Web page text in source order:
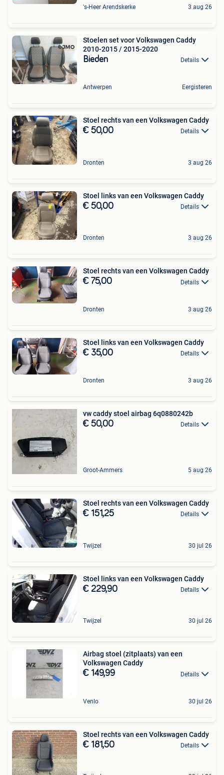
's-Heer Arendskerke 3 aug 26
Stoelen set voor Volkswagen Caddy
2010-2015 / 2015-2020
Bieden Details
Antwerpen Eergisteren
Stoel rechts van een Volkswagen Caddy
€ 50,00 Details
Dronten 3 aug 26
Stoel links van een Volkswagen Caddy
€ 50,00 Details
Dronten 3 aug 26
Stoel rechts van een Volkswagen Caddy
€ 75,00 Details
Dronten 3 aug 26
Stoel links van een Volkswagen Caddy
€ 35,00 Details
Dronten 3 aug 26
vw caddy stoel airbag 6q0880242b
€ 50,00 Details
Groot-Ammers 5 aug 26
Stoel rechts van een Volkswagen Caddy
€ 151,25 Details
Twijzel 30 jul 26
Stoel links van een Volkswagen Caddy
€ 229,90 Details
Twijzel 30 jul 26
Airbag stoel (zitplaats) van een
Volkswagen Caddy
€ 149,99 Details
Venlo 30 jul 26
Stoel rechts van een Volkswagen Caddy
€ 181,50 Details